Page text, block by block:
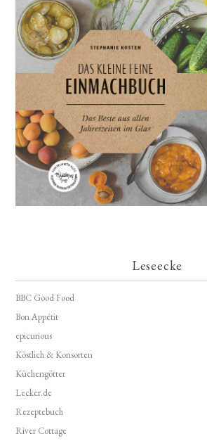
Leseecke
BBC Good Food
Bon Appétit
epicurious
Köstlich & Konsorten
Küchengötter
Lecker.de
Rezeptebuch
River Cottage